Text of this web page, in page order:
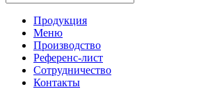
Продукция
Меню
Производство
Референс-лист
Сотрудничество
Контакты